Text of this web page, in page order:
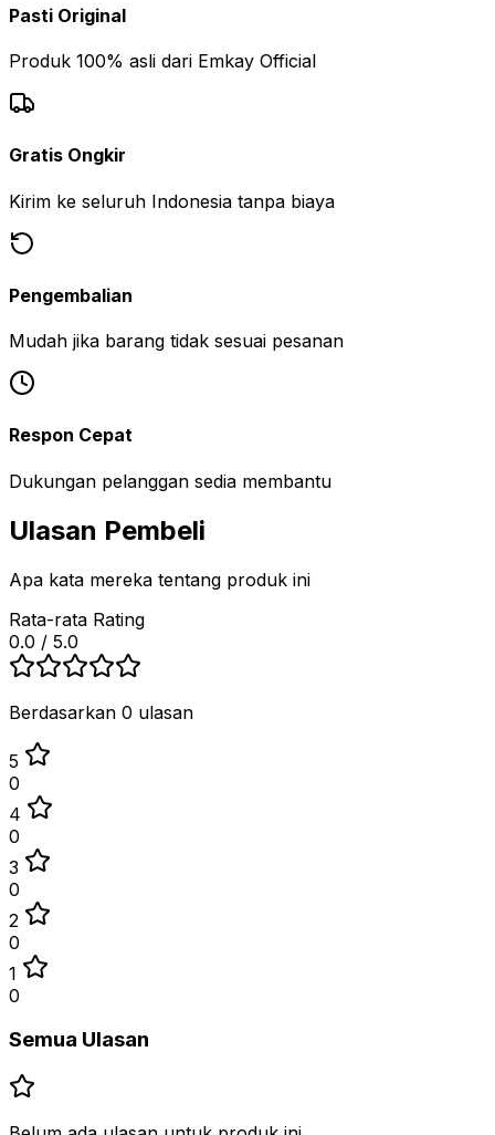
Pasti Original
Produk 100% asli dari Emkay Official
Gratis Ongkir
Kirim ke seluruh Indonesia tanpa biaya
Pengembalian
Mudah jika barang tidak sesuai pesanan
Respon Cepat
Dukungan pelanggan sedia membantu
Ulasan Pembeli
Apa kata mereka tentang produk ini
Rata-rata Rating
0.0 / 5.0
Berdasarkan 0 ulasan
5
0
4
0
3
0
2
0
1
0
Semua Ulasan